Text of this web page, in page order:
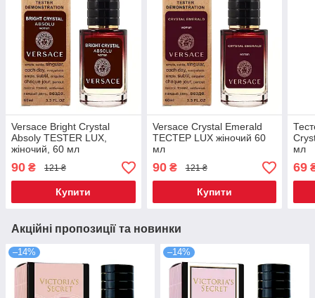
Versace Bright Crystal
Absoly TESTER LUX,
жіночий, 60 мл
90 ₴ 121 ₴
Купити
Versace Crystal Emerald
ТЕСТЕР LUX жіночий 60
мл
90₴ 121 ₴
Купити
мл
69
Акційні пропозиції та новинки
–14% –14%